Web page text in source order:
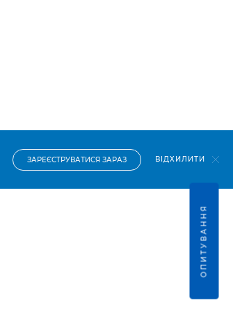
ЗАРЕЄСТРУВАТИСЯ ЗАРАЗ ВІДХИЛИТИ
ОПИТУВАННЯ